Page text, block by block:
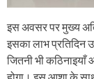
इस अवसर पर मुख्य
इसका लाभ प्रतिदिन
जितनी भी